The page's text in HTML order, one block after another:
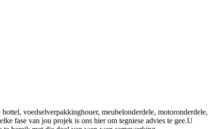
voedselverpakkinghouer, meubelonderdele, motoronderdele,
fase van jou projek is ons hier om tegniese advies te gee.U